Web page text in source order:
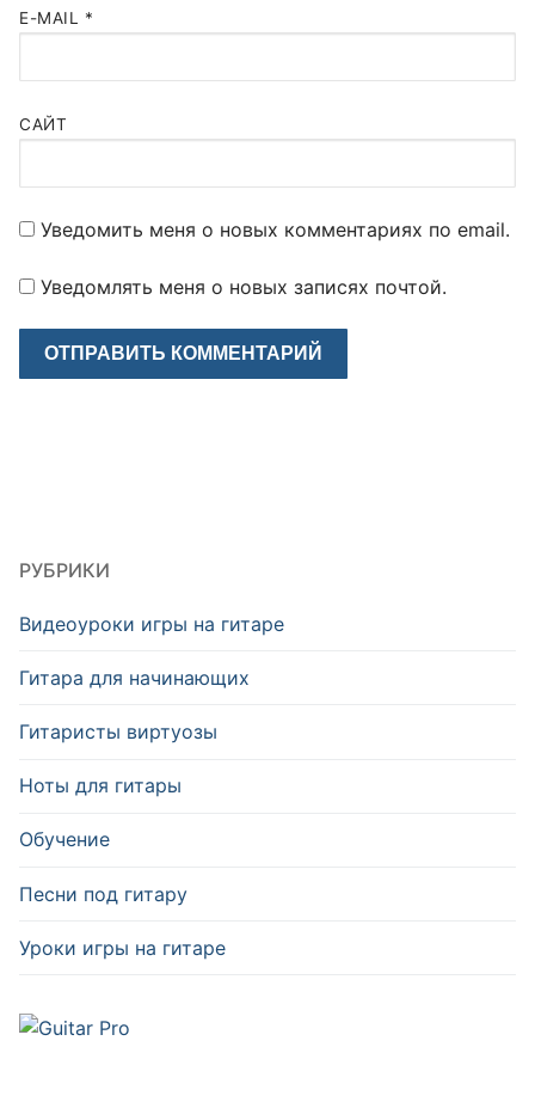
E-MAIL *
САЙТ
Уведомить меня о новых комментариях по email.
Уведомлять меня о новых записях почтой.
РУБРИКИ
Видеоуроки игры на гитаре
Гитара для начинающих
Гитаристы виртуозы
Ноты для гитары
Обучение
Песни под гитару
Уроки игры на гитаре